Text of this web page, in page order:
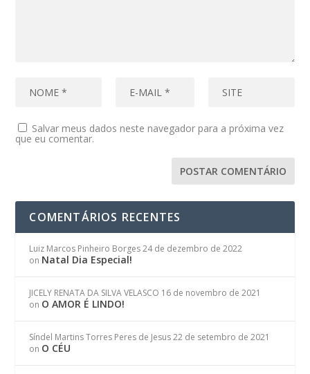
Salvar meus dados neste navegador para a próxima vez
que eu comentar.
COMENTÁRIOS RECENTES
Luiz Marcos Pinheiro Borges 24 de dezembro de 2022
on Natal Dia Especial!
JICELY RENATA DA SILVA VELASCO 16 de novembro de 2021
on O AMOR É LINDO!
Síndel Martins Torres Peres de Jesus 22 de setembro de 2021
on O CÉU